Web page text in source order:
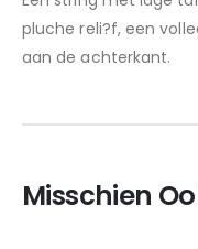
pluche reli?f, een
aan de achterkant.
Misschien